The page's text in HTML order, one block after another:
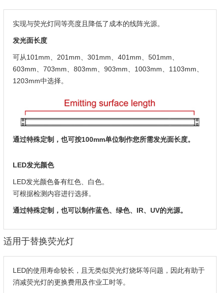
实现与荧光灯同等亮度且降低了成本的线阵光源。
发光面长度
可从101mm、201mm、301mm、401mm、501mm、
603mm、703mm、803mm、903mm、1003mm、1103mm、
1203mm中选择。
通过特殊定制，也可按100mm单位制作您所需发光面长度。
LED发光颜色
LED发光颜色备有红色、白色。
可根据检测内容进行选择。
通过特殊定制，也可以制作蓝色、绿色、IR、UV的光源。
适用于替换荧光灯
LED的使用寿命较长，且无类似荧光灯烧坏等问题，因此有助于
消减荧光灯的更换费用及作业工时等。